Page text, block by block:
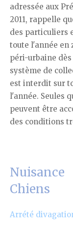
adressée aux
2011, rappelle
des particuliers
toute l'année en
péri-urbaine
système de
est interdit sur
l'année. Seules
peuvent être
des conditions
Nuisance
Chiens
Arrété